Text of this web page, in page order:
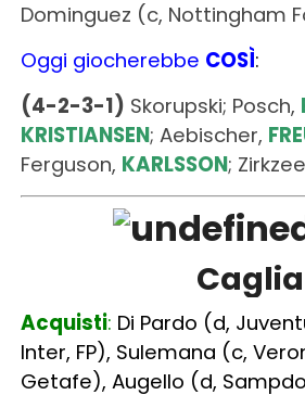
Dominguez (c, Nottingham
Oggi giocherebbe COSÌ:
(4-2-3-1) Skorupski; Posch,
KRISTIANSEN; Aebischer,
Ferguson, KARLSSON;
Acquisti: Di Pardo (d,
Inter, FP), Sulemana (c,
Getafe), Augello (d,